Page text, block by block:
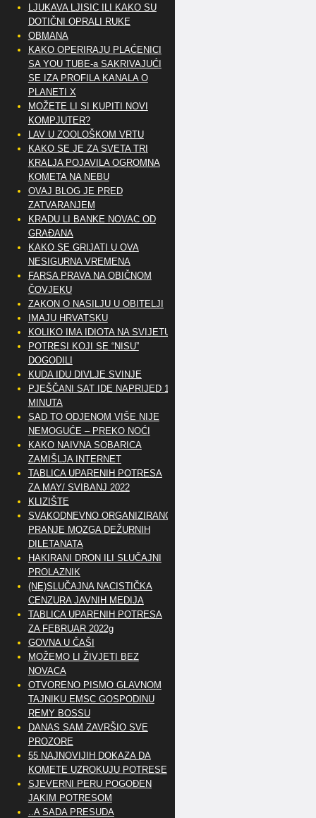
LJUKAVA LJISIC ILI KAKO SU
DOTIČNI OPRALI RUKE
OBMANA
KAKO OPERIRAJU PLAĆENICI
SA YOU TUBE-a SAKRIVAJUĆI
SE IZA PROFILA KANALA O
PLANETI X
MOŽETE LI SI KUPITI NOVI
KOMPJUTER?
LAV U ZOOLOŠKOM VRTU
KAKO SE JE ZA SVETA TRI
KRALJA POJAVILA OGROMNA
KOMETA NA NEBU
OVAJ BLOG JE PRED
ZATVARANJEM
KRADU LI BANKE NOVAC OD
GRAĐANA
KAKO SE GRIJATI U OVA
NESIGURNA VREMENA
FARSA PRAVA NA OBIČNOM
ČOVJEKU
ZAKON O NASILJU U OBITELJI
IMAJU HRVATSKU
KOLIKO IMA IDIOTA NA SVIJETU?
POTRESI KOJI SE “NISU”
DOGODILI
KUDA IDU DIVLJE SVINJE
PJEŠČANI SAT IDE NAPRIJED 10
MINUTA
SAD TO ODJENOM VIŠE NIJE
NEMOGUĆE – PREKO NOĆI
KAKO NAIVNA SOBARICA
ZAMIŠLJA INTERNET
TABLICA UPARENIH POTRESA
ZA MAY/ SVIBANJ 2022
KLIZIŠTE
SVAKODNEVNO ORGANIZIRANO
PRANJE MOZGA DEŽURNIH
DILETANATA
HAKIRANI DRON ILI SLUČAJNI
PROLAZNIK
(NE)SLUČAJNA NACISTIČKA
CENZURA JAVNIH MEDIJA
TABLICA UPARENIH POTRESA
ZA FEBRUAR 2022g
GOVNA U ČAŠI
MOŽEMO LI ŽIVJETI BEZ
NOVACA
OTVORENO PISMO GLAVNOM
TAJNIKU EMSC GOSPODINU
REMY BOSSU
DANAS SAM ZAVRŠIO SVE
PROZORE
55 NAJNOVIJIH DOKAZA DA
KOMETE UZROKUJU POTRESE
SJEVERNI PERU POGOĐEN
JAKIM POTRESOM
..A SADA PRESUDA